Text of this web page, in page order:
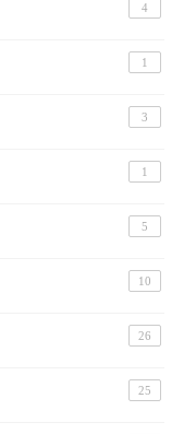
4
1
3
1
5
10
26
25